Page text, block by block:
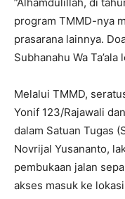
program TMMD-nya
prasarana lainnya.
Subhanahu Wa
Melalui TMMD,
Yonif 123/Rajawali
dalam Satuan Tugas
Novrijal Yusananto,
pembukaan jalan
akses masuk ke